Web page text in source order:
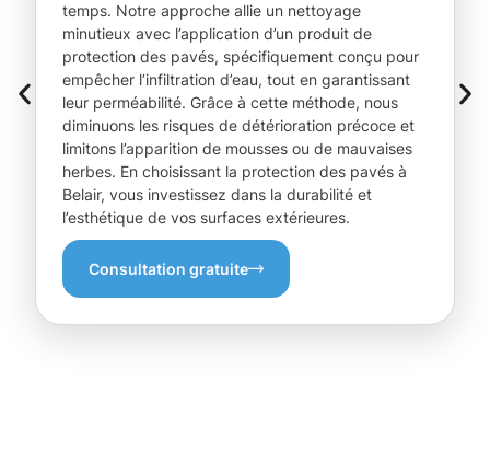
temps. Notre approche allie un nettoyage
minutieux avec l’application d’un produit de
protection des pavés, spécifiquement conçu pour
empêcher l’infiltration d’eau, tout en garantissant
leur perméabilité. Grâce à cette méthode, nous
diminuons les risques de détérioration précoce et
limitons l’apparition de mousses ou de mauvaises
herbes. En choisissant la protection des pavés à
Belair, vous investissez dans la durabilité et
l’esthétique de vos surfaces extérieures.
Consultation gratuite